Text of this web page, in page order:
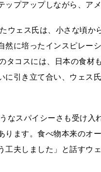
ップアップしながら、ア
ウェス氏は、小さな頃
然に培ったインスピレー
タコスには、日本の食材
に引き立て合い、ウェス
なスパイシーさも受け
ります。食べ物本来のオ
工夫しました」と話すウ